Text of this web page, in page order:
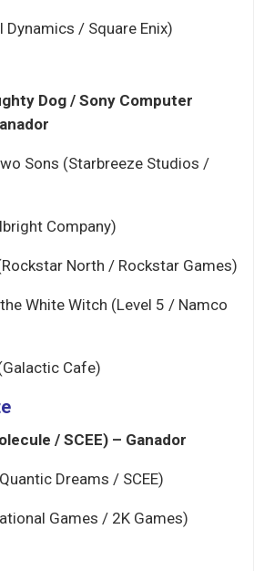
Dynamics / Square Enix)
Dog / Sony Computer
Sons (Starbreeze Studios /
Company)
North / Rockstar Games)
White Witch (Level 5 / Namco
Cafe)
/ SCEE) – Ganador
Dreams / SCEE)
Games / 2K Games)